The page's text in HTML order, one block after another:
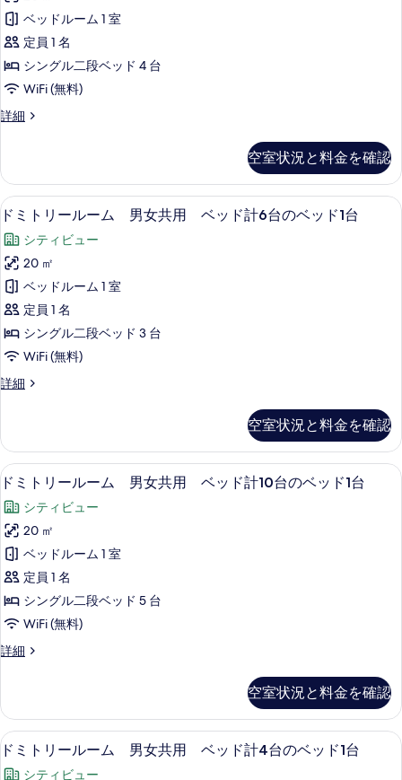
示
す
る
リ
ー
ル
ー
男
共
用
ベ
ッ
ド
計
8
台
の
ベ
1
台
の
す
べ
て
の
写
真
を
示
す
る
ベッドルーム 1 室
定員 1 名
シングル二段ベッド 4 台
WiFi (無料)
詳細
ド
ー
ル
ー
男
女
共
用
ベ
ッ
ド
計
8
台
ッ
ド
1
台
の
詳
細
空室状況と料金を確認
ド
ミ
ト
リ
ー
ル
ー
男
共
用
ベ
ッ
ド
計
6
台
の
ベ
1
台
の
遮光カーテン、防音設備、アイロン /
6
ドミトリールーム 男女共用 ベッド計6台のベッド1台
シティビュー
20 ㎡
ベッドルーム 1 室
定員 1 名
シングル二段ベッド 3 台
WiFi (無料)
詳細
ド
ー
ル
ー
男
女
共
用
ベ
ッ
ド
計
6
台
ッ
ド
1
台
の
空室状況と料金を確認
ド
ミ
ト
リ
ー
ル
ー
男
共
用
ベ
ドミトリールーム 男女共用 ベッド
5
ドミトリールーム 男女共用 ベッド計10台のベッド1台
シティビュー
20 ㎡
ベッドルーム 1 室
定員 1 名
シングル二段ベッド 5 台
WiFi (無料)
詳細
ド
ー
ル
ー
空室状況と料金を確認
ド
ミ
遮光カーテン、防音設備、アイロン /
6
ドミトリールーム 男女共用 ベッド計4台のベッド1台
シティビュー